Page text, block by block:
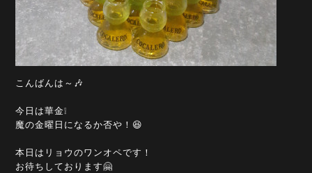
こんばんは～🎶
今日は華金❕
魔の金曜日になるか否や！😆
本日はリョウのワンオペです！
お待ちしております🤗